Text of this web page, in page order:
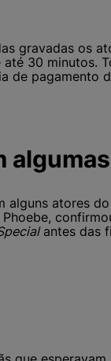
gravadas os
30 minutos.
de pagamento
alguns atores
antes das